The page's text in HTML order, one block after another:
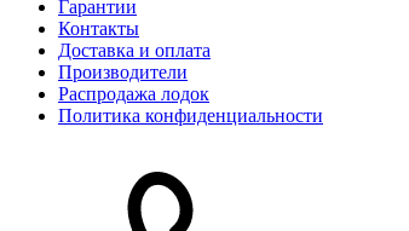
Гарантии
Контакты
Доставка и оплата
Производители
Распродажа лодок
Политика конфиденциальности